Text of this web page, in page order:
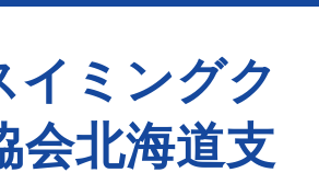
イミングク
会北海道支